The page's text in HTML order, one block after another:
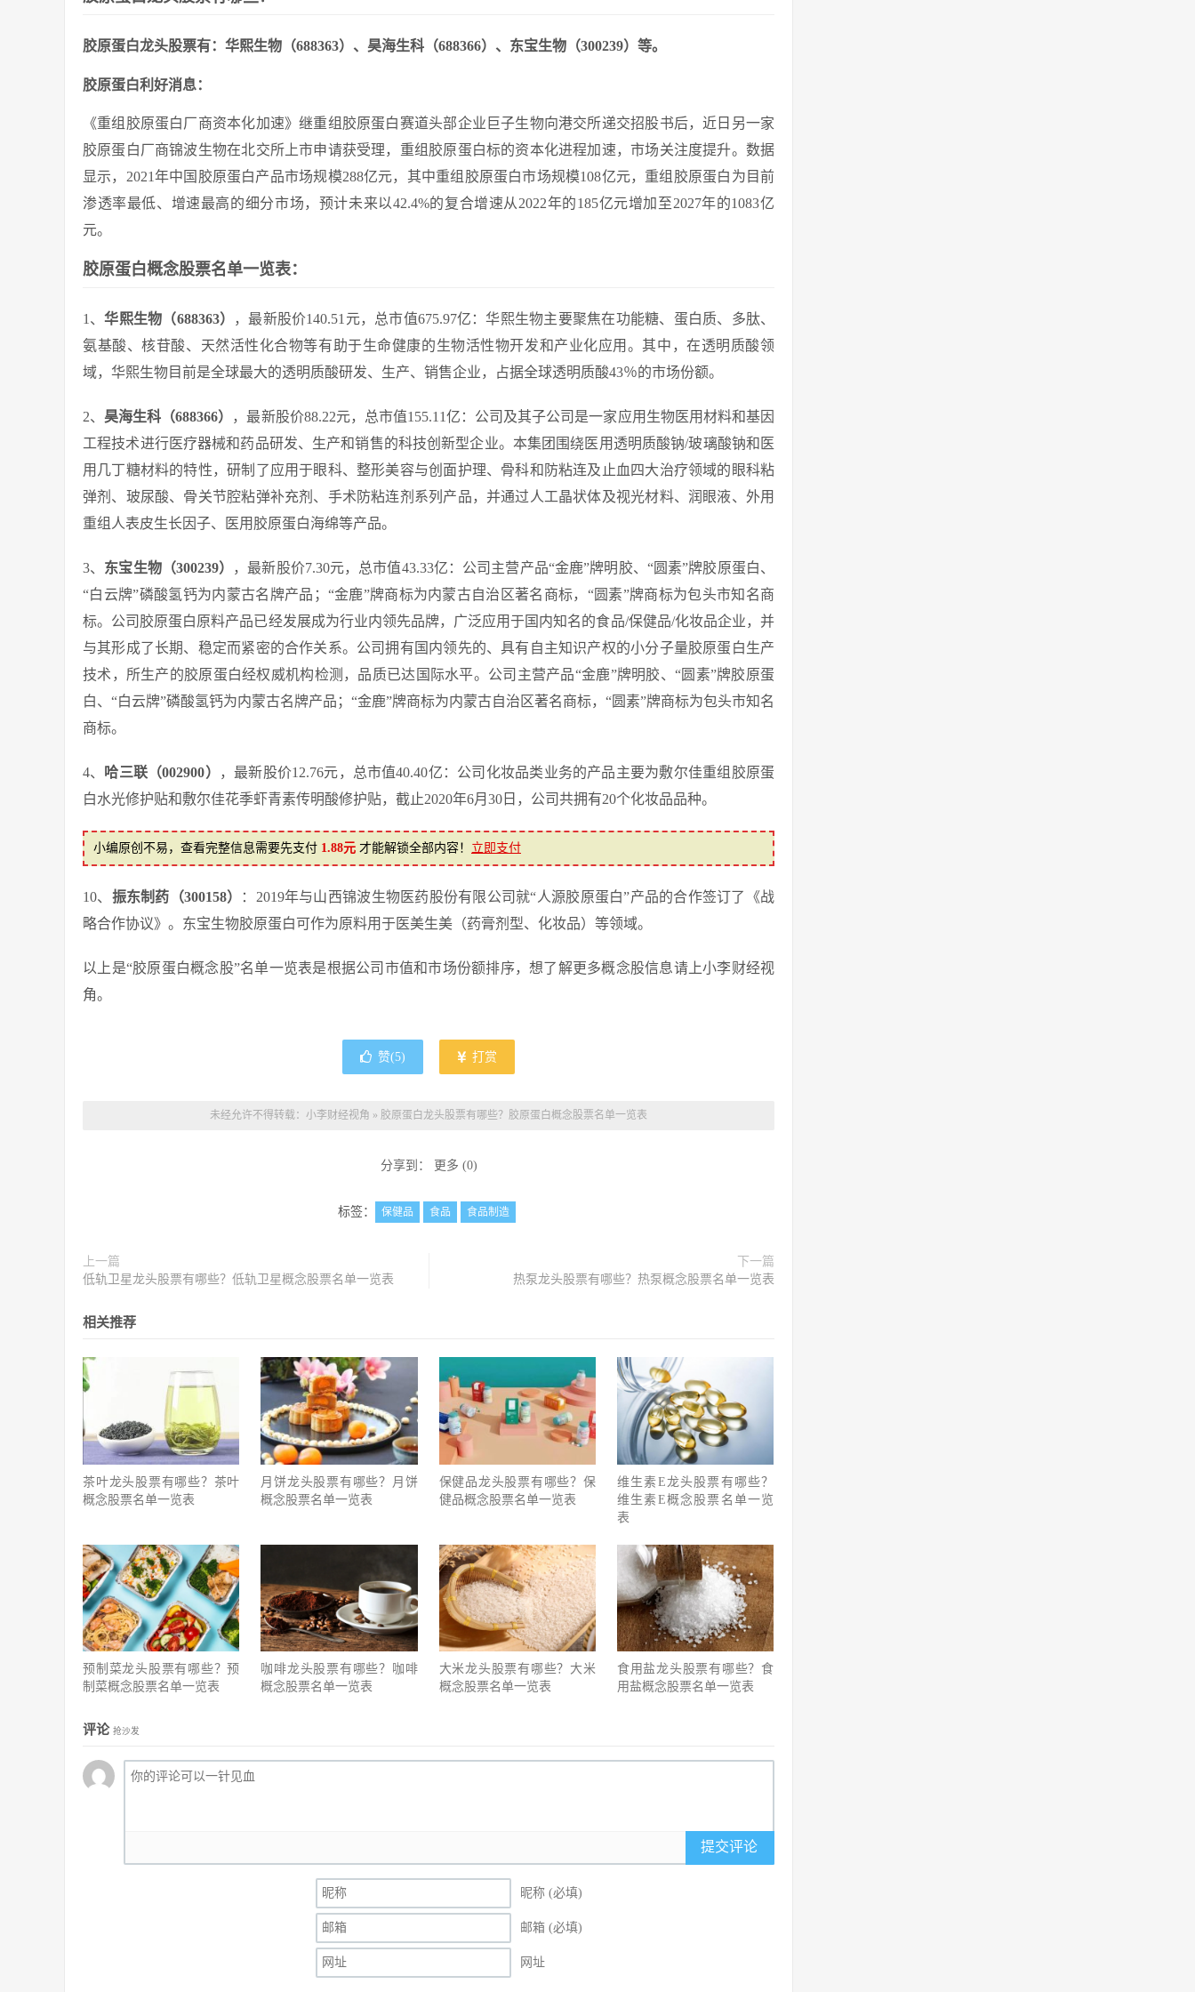
胶原蛋白龙头股票有：华熙生物（688363）、昊海生科（688366）、东宝生物（300239）等。
胶原蛋白利好消息：
《重组胶原蛋白厂商资本化加速》继重组胶原蛋白赛道头部企业巨子生物向港交所递交招股书后，近日另一家
胶原蛋白厂商锦波生物在北交所上市申请获受理，重组胶原蛋白标的资本化进程加速，市场关注度提升。数据
显示，2021年中国胶原蛋白产品市场规模288亿元，其中重组胶原蛋白市场规模108亿元，重组胶原蛋白为目前
渗透率最低、增速最高的细分市场，预计未来以42.4%的复合增速从2022年的185亿元增加至2027年的1083亿
元。
胶原蛋白概念股票名单一览表：
1、华熙生物（688363）
，最新股价140.51元，总市值675.97亿：华熙生物主要聚焦在功能糖、蛋白质、多肽、
氨基酸、核苷酸、天然活性化合物等有助于生命健康的生物活性物开发和产业化应用。其中，在透明质酸领
域，华熙生物目前是全球最大的透明质酸研发、生产、销售企业，占据全球透明质酸43％的市场份额。
2、 昊海生科（688366） ，最新股价88.22元，总市值155.11亿：公司及其子公司是一家应用生物医用材料和基因
工程技术进行医疗器械和药品研发、生产和销售的科技创新型企业。本集团围绕医用透明质酸钠/玻璃酸钠和医
用几丁糖材料的特性，研制了应用于眼科、整形美容与创面护理、骨科和防粘连及止血四大治疗领域的眼科粘
弹剂、玻尿酸、骨关节腔粘弹补充剂、手术防粘连剂系列产品，并通过人工晶状体及视光材料、润眼液、外用
重组人表皮生长因子、医用胶原蛋白海绵等产品。
3、 东宝生物（300239）
，最新股价7.30元，总市值43.33亿：公司主营产品“金鹿”牌明胶、“圆素”牌胶原蛋白、
“白云牌”磷酸氢钙为内蒙古名牌产品；“金鹿”牌商标为内蒙古自治区著名商标，“圆素”牌商标为包头市知名商
标。公司胶原蛋白原料产品已经发展成为行业内领先品牌，广泛应用于国内知名的食品/保健品/化妆品企业，并
与其形成了长期、稳定而紧密的合作关系。公司拥有国内领先的、具有自主知识产权的小分子量胶原蛋白生产
技术，所生产的胶原蛋白经权威机构检测，品质已达国际水平。公司主营产品“金鹿”牌明胶、“圆素”牌胶原蛋
白、“白云牌”磷酸氢钙为内蒙古名牌产品；“金鹿”牌商标为内蒙古自治区著名商标，“圆素”牌商标为包头市知名
商标。
4、 哈三联（002900）
，最新股价12.76元，总市值40.40亿：公司化妆品类业务的产品主要为敷尔佳重组胶原蛋
白水光修护贴和敷尔佳花季虾青素传明酸修护贴，截止2020年6月30日，公司共拥有20个化妆品品种。
小编原创不易，查看完整信息需要先支付 1.88元 才能解锁全部内容！ 立即支付
10、 振东制药（300158）
：2019年与山西锦波生物医药股份有限公司就“人源胶原蛋白”产品的合作签订了《战
略合作协议》。东宝生物胶原蛋白可作为原料用于医美生美（药膏剂型、化妆品）等领域。
以上是“胶原蛋白概念股”名单一览表是根据公司市值和市场份额排序，想了解更多概念股信息请上小李财经视
角。
赞(5) 打赏
未经允许不得转载： 小李财经视角 » 胶原蛋白龙头股票有哪些？胶原蛋白概念股票名单一览表
分享到： 更多 (0)
标签： 保健品 食品 食品制造
上一篇
低轨卫星龙头股票有哪些？低轨卫星概念股票名单一览表
下一篇
热泵龙头股票有哪些？热泵概念股票名单一览表
相关推荐
茶叶龙头股票有哪些？茶叶
概念股票名单一览表
月饼龙头股票有哪些？月饼
概念股票名单一览表
保健品龙头股票有哪些？保
健品概念股票名单一览表
维生素E龙头股票有哪些？
维生素E概念股票名单一览
表
预制菜龙头股票有哪些？预
制菜概念股票名单一览表
咖啡龙头股票有哪些？咖啡
概念股票名单一览表
大米龙头股票有哪些？大米
概念股票名单一览表
食用盐龙头股票有哪些？食
用盐概念股票名单一览表
评论 抢沙发
提交评论
昵称 (必填)
邮箱 (必填)
网址